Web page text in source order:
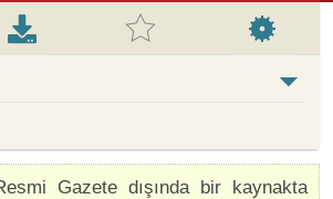
Gazete dışında bir kaynakta